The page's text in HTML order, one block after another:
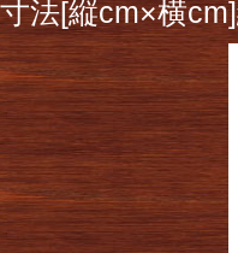
法[縦cm×横